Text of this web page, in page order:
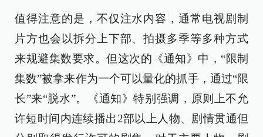
值得注意的是，不仅注水内容，通常电视剧制
片方也会以拆分上下部、拍摄多季等多种方式
来规避集数要求。但这次的《通知》中，“限制
集数”被拿来作为一个可以量化的抓手，通过“限
长”来“脱水”。《通知》特别强调，原则上不允
许短时间内连续播出2部以上人物、剧情贯通但